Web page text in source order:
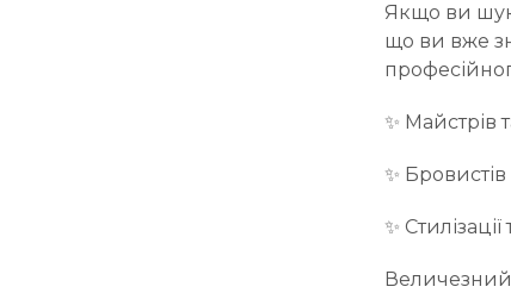
Якщо ви
що ви вже
✨ Майстрів
✨
✨
Величезний